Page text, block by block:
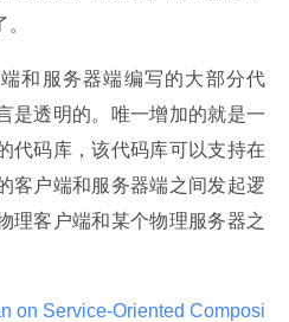
和服务器端编写的大部分代
是透明的。唯一增加的就是一
代码库，该代码库可以支持在
客户端和服务器端之间发起逻
理客户端和某个物理服务器之
on Service-Oriented Composi